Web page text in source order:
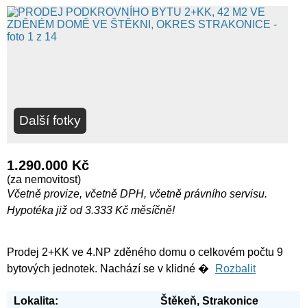
Další fotky
1.290.000 Kč
(za nemovitost)
Včetně provize, včetně DPH, včetně právního servisu.
Hypotéka již od 3.333 Kč měsíčně!
Prodej 2+KK ve 4.NP zděného domu o celkovém počtu 9
bytových jednotek. Nachází se v klidné �
Rozbalit
Lokalita: Štěkeň, Strakonice